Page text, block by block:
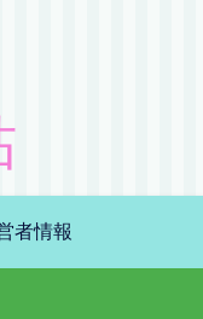
者情報